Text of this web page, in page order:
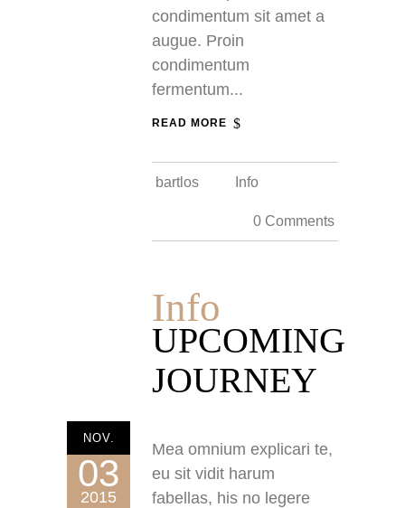
condimentum sit amet a
augue. Proin
condimentum
fermentum...
READ MORE
bartlos Info
0 Comments
Info
UPCOMING
JOURNEY
NOV.
03
2015
Mea omnium explicari te,
eu sit vidit harum
fabellas, his no legere